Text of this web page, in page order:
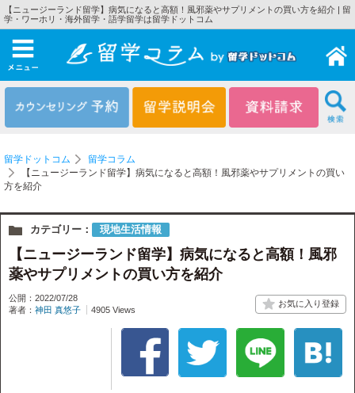
【ニュージーランド留学】病気になると高額！風邪薬やサプリメントの買い方を紹介 | 留
学・ワーホリ・海外留学・語学留学は留学ドットコム
メニュー
留学ドットコム
留学コラム
【ニュージーランド留学】病気になると高額！風邪薬やサプリメントの買い
方を紹介
カテゴリー： 現地生活情報
【ニュージーランド留学】病気になると高額！風邪
薬やサプリメントの買い方を紹介
公開：2022/07/28
著者： 神田 真悠子 4905 Views